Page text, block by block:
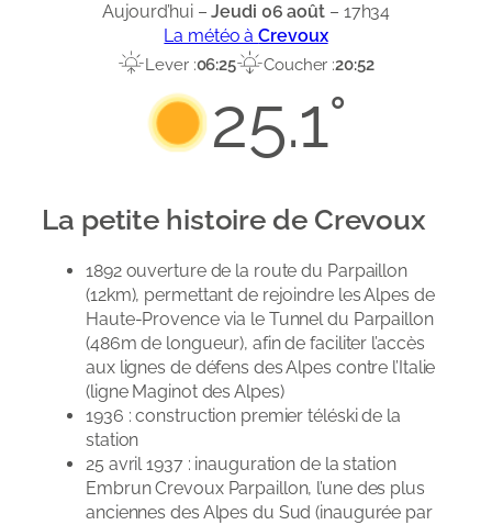
Aujourd’hui –Jeudi 06 août – 17h34
La météo àCrevoux
Lever :06:25 Coucher :20:52
25.1°
La petite histoire de Crevoux
1892 ouverture de la route du Parpaillon
(12km), permettant de rejoindre les Alpes de
Haute-Provence via le Tunnel du Parpaillon
(486m de longueur), afin de faciliter l’accès
aux lignes de défens des Alpes contre l’Italie
(ligne Maginot des Alpes)
1936 : construction premier téléski de la
station
25 avril 1937 : inauguration de la station
Embrun Crevoux Parpaillon, l’une des plus
anciennes des Alpes du Sud (inaugurée par